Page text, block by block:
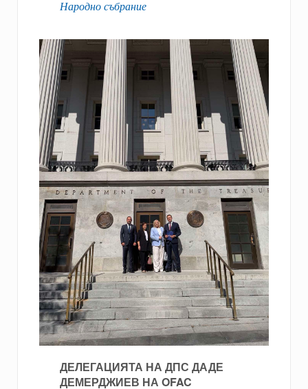
Народно събрание
ДЕЛЕГАЦИЯТА НА ДПС ДАДЕ
ДЕМЕРДЖИЕВ НА OFAC